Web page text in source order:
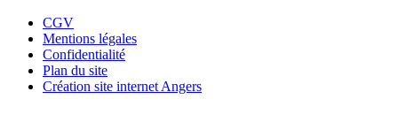
CGV
Mentions légales
Confidentialité
Plan du site
Création site internet Angers